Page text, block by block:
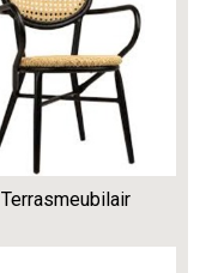
Terrasmeubilair